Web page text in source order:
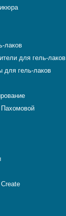
лаков
для гель-лаков
для гель-лаков